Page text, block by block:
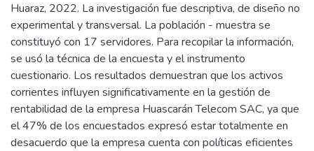
Huaraz, 2022. La investigación fue descriptiva, de diseño no
experimental y transversal. La población - muestra se
constituyó con 17 servidores. Para recopilar la información,
se usó la técnica de la encuesta y el instrumento
cuestionario. Los resultados demuestran que los activos
corrientes influyen significativamente en la gestión de
rentabilidad de la empresa Huascarán Telecom SAC, ya que
el 47% de los encuestados expresó estar totalmente en
desacuerdo que la empresa cuenta con políticas eficientes